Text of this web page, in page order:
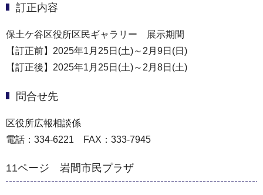
訂正内容
保土ケ谷区役所区民ギャラリー 展示期間
【訂正前】2025年1月25日(土)～2月9日(日)
【訂正後】2025年1月25日(土)～2月8日(土)
問合せ先
区役所広報相談係
電話：334-6221 FAX：333-7945
11ページ 岩間市民プラザ